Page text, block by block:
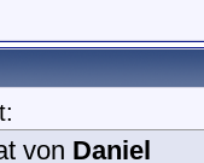
von Daniel